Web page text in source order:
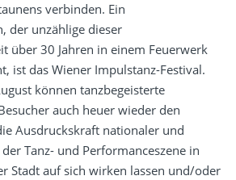
verbinden. Ein
der unzählige dieser
über 30 Jahren in einem Feuerwerk
ist das Wiener Impulstanz-Festival.
können tanzbegeisterte
auch heuer wieder den
Ausdruckskraft nationaler und
Tanz- und Performanceszene in
Stadt auf sich wirken lassen und/oder